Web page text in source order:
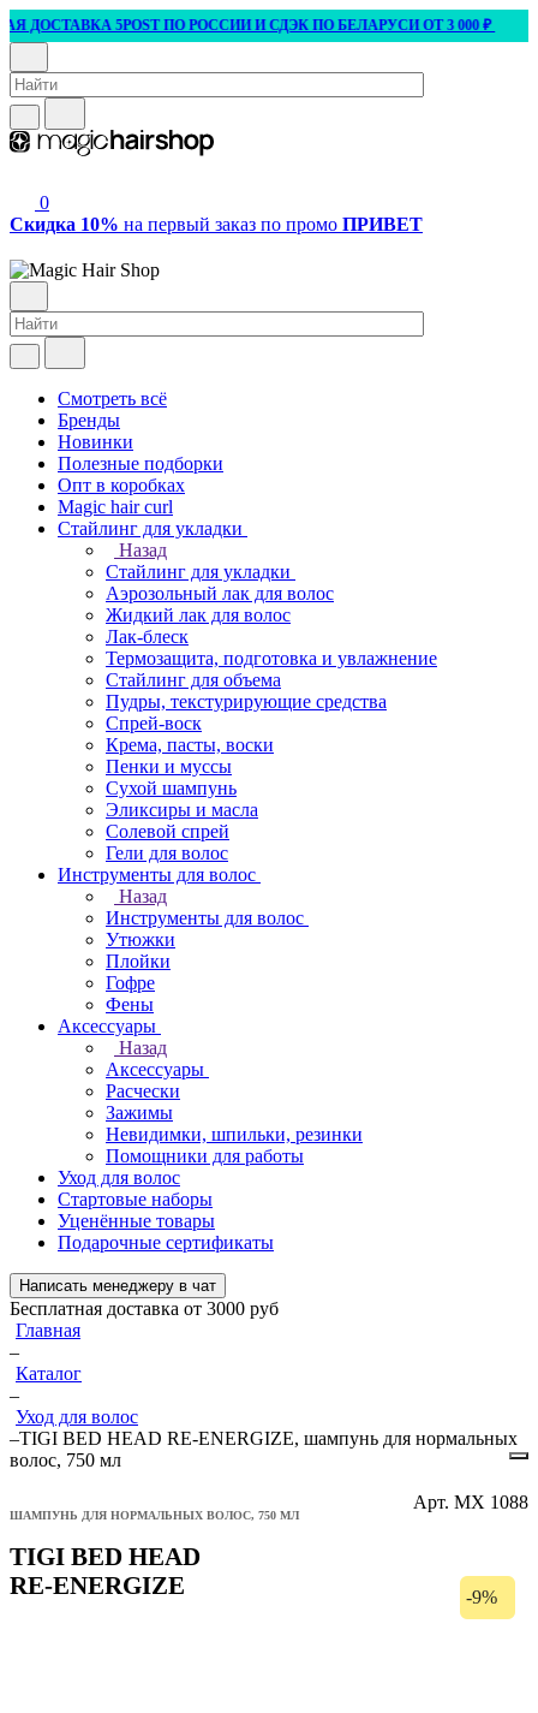
ДОСТАВКА 5POST ПО РОССИИ И СДЭК ПО БЕЛАРУСИ ОТ 3 000 ₽
0
Скидка 10% на первый заказ по промо ПРИВЕТ
Смотреть всё
Бренды
Новинки
Полезные подборки
Опт в коробках
Magic hair curl
Стайлинг для укладки
Назад
Стайлинг для укладки
Аэрозольный лак для волос
Жидкий лак для волос
Лак-блеск
Термозащита, подготовка и увлажнение
Стайлинг для объема
Пудры, текстурирующие средства
Спрей-воск
Крема, пасты, воски
Пенки и муссы
Сухой шампунь
Эликсиры и масла
Солевой спрей
Гели для волос
Инструменты для волос
Назад
Инструменты для волос
Утюжки
Плойки
Гофре
Фены
Аксессуары
Назад
Аксессуары
Расчески
Зажимы
Невидимки, шпильки, резинки
Помощники для работы
Уход для волос
Стартовые наборы
Уценённые товары
Подарочные сертификаты
Написать менеджеру в чат
Бесплатная доставка от 3000 руб
Главная
–
Каталог
–
Уход для волос
–TIGI BED HEAD RE-ENERGIZE, шампунь для нормальных
волос, 750 мл
ШАМПУНЬ ДЛЯ НОРМАЛЬНЫХ ВОЛОС, 750 МЛ
TIGI BED HEAD
RE-ENERGIZE
Арт. МХ 1088
-9%